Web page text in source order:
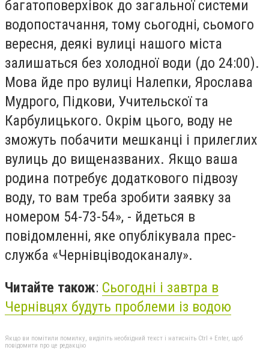
багатоповерхівок до загальної системи
водопостачання, тому сьогодні, сьомого
вересня, деякі вулиці нашого міста
залишаться без холодної води (до 24:00).
Мова йде про вулиці Налепки, Ярослава
Мудрого, Підкови, Учительскої та
Карбулицького. Окрім цього, воду не
зможуть побачити мешканці і прилеглих
вулиць до вищеназваних. Якщо ваша
родина потребує додаткового підвозу
воду, то вам треба зробити заявку за
номером 54-73-54», - йдеться в
повідомленні, яке опублікувала прес-
служба «Чернівціводоканалу».
Читайте також: Сьогодні і завтра в
Чернівцях будуть проблеми із водою
Якщо ви помітили помилку, виділіть необхідний текст і натисніть Ctrl + Enter, щоб
повідомити про це редакцію